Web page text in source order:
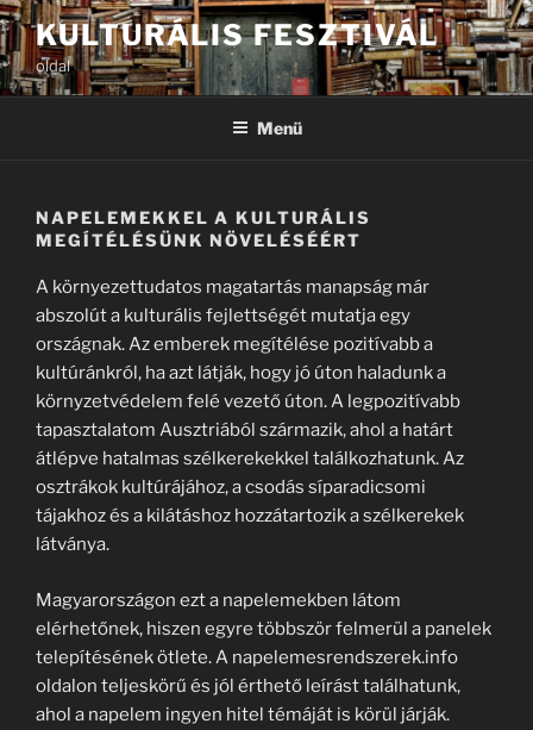
Tartalomhoz
KULTURÁLIS FESZTIVÁL
oldal
Menü
NAPELEMEKKEL A KULTURÁLIS
MEGÍTÉLÉSÜNK NÖVELÉSÉÉRT
A környezettudatos magatartás manapság már
abszolút a kulturális fejlettségét mutatja egy
országnak. Az emberek megítélése pozitívabb a
kultúránkról, ha azt látják, hogy jó úton haladunk a
környzetvédelem felé vezető úton. A legpozitívabb
tapasztalatom Ausztriából származik, ahol a határt
átlépve hatalmas szélkerekekkel találkozhatunk. Az
osztrákok kultúrájához, a csodás síparadicsomi
tájakhoz és a kilátáshoz hozzátartozik a szélkerekek
látványa.
Magyarországon ezt a napelemekben látom
elérhetőnek, hiszen egyre többször felmerül a panelek
telepítésének ötlete. A napelemesrendszerek.info
oldalon teljeskörű és jól érthető leírást találhatunk,
ahol a napelem ingyen hitel témáját is körül járják.